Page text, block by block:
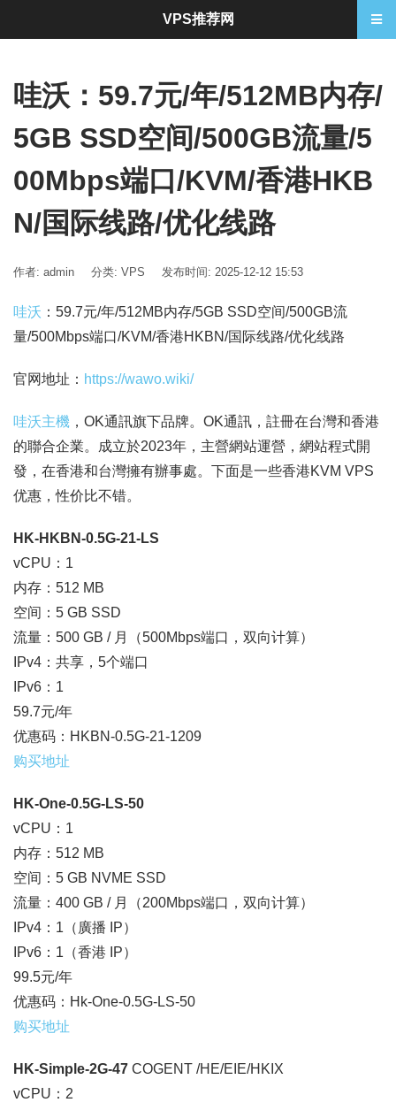
哇沃：59.7元/年/512MB内存/
5GB SSD空间/500GB流量/5
00Mbps端口/KVM/香港HKB
N/国际线路/优化线路
作者: admin 分类: VPS 发布时间: 2025-12-12 15:53
哇沃 ：59.7元/年/512MB内存/5GB SSD空间/500GB流
量/500Mbps端口/KVM/香港HKBN/国际线路/优化线路
官网地址： https://wawo.wiki/
哇沃主機 ，OK通訊旗下品牌。OK通訊，註冊在台灣和香港
的聯合企業。成立於2023年，主營網站運營，網站程式開
發，在香港和台灣擁有辦事處。下面是一些香港KVM VPS
优惠，性价比不错。
HK-HKBN-0.5G-21-LS
vCPU：1
内存：512 MB
空间：5 GB SSD
流量：500 GB / 月（500Mbps端口，双向计算）
IPv4：共享，5个端口
IPv6：1
59.7元/年
优惠码：HKBN-0.5G-21-1209
购买地址
HK-One-0.5G-LS-50
vCPU：1
内存：512 MB
空间：5 GB NVME SSD
流量：400 GB / 月（200Mbps端口，双向计算）
IPv4：1（廣播 IP）
IPv6：1（香港 IP）
99.5元/年
优惠码：Hk-One-0.5G-LS-50
购买地址
HK-Simple-2G-47 COGENT /HE/EIE/HKIX
vCPU：2
VPS推荐网